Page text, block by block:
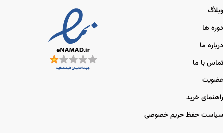
وبلاگ
دوره ها
درباره ما
تماس با ما
عضویت
راهنمای خرید
سیاست حفظ حریم خصوصی